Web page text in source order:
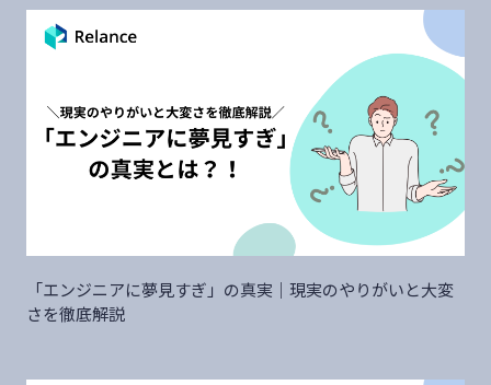
「エンジニアに夢見すぎ」の真実｜現実のやりがいと大変
さを徹底解説